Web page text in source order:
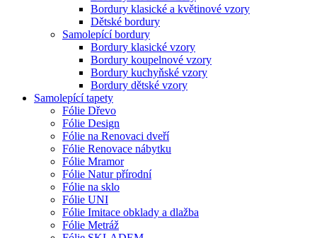
Bordury klasické a květinové vzory
Dětské bordury
Samolepící bordury
Bordury klasické vzory
Bordury koupelnové vzory
Bordury kuchyňské vzory
Bordury dětské vzory
Samolepící tapety
Fólie Dřevo
Fólie Design
Fólie na Renovaci dveří
Fólie Renovace nábytku
Fólie Mramor
Fólie Natur přírodní
Fólie na sklo
Fólie UNI
Fólie Imitace obklady a dlažba
Fólie Metráž